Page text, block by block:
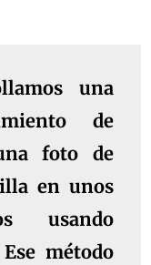
una
de
foto de
en unos
usando
método